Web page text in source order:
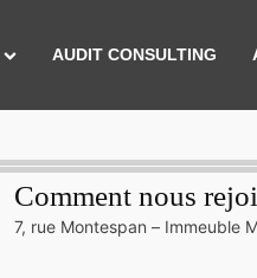
AUDIT CONSULTING
Comment nous
7, rue Montespan – Immeuble